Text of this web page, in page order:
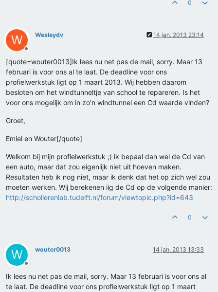
0
W
Offline
Wesleydv 14 jan. 2013 23:14
[quote=wouter0013]Ik lees nu net pas de mail, sorry. Maar 13
februari is voor ons al te laat. De deadline voor ons
profielwerkstuk ligt op 1 maart 2013. Wij hebben daarom
besloten om het windtunneltje van school te repareren. Is het
voor ons mogelijk om in zo'n windtunnel een Cd waarde vinden?
Groet,
Emiel en Wouter[/quote]
Welkom bij mijn profielwerkstuk ;) ik bepaal dan wel de Cd van
een auto, maar dat zou eigenlijk niet uit hoeven maken.
Resultaten heb ik nog niet, maar ik denk dat het op zich wel zou
moeten werken. Wij berekenen iig de Cd op de volgende manier:
http://scholierenlab.tudelft.nl/forum/viewtopic.php?id=643
0
W
Offline
wouter0013 14 jan. 2013 13:33
Ik lees nu net pas de mail, sorry. Maar 13 februari is voor ons al
te laat. De deadline voor ons profielwerkstuk ligt op 1 maart